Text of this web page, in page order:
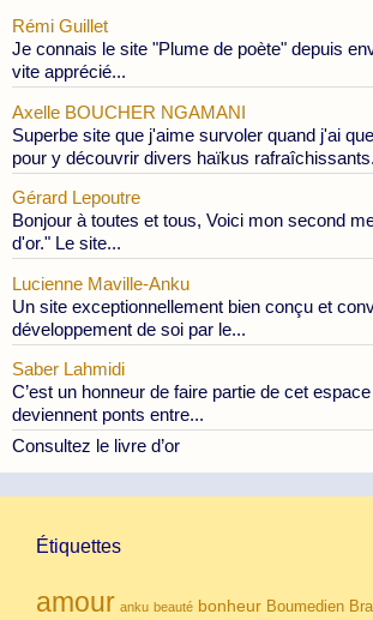
Rémi Guillet
Je connais le site "Plume de poète" depuis
vite apprécié...
Axelle BOUCHER NGAMANI
Superbe site que j'aime survoler quand j'ai
pour y découvrir divers haïkus
Gérard Lepoutre
Bonjour à toutes et tous, Voici mon second
d'or." Le site...
Lucienne Maville-Anku
Un site exceptionnellement bien conçu et
développement de soi par le...
Saber Lahmidi
C’est un honneur de faire partie de cet
deviennent ponts entre...
Consultez le livre d’or
Étiquettes
amour anku beauté bonheur Boumedien